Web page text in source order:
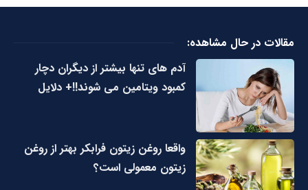
مقالات در حال مشاهده:
آدم های تنها بیشتر از دیگران دچار
کمبود ویتامین می شوند!!+ دلایل
واقعا روغن زیتون فرابکر بهتر از روغن
زیتون معمولی است؟